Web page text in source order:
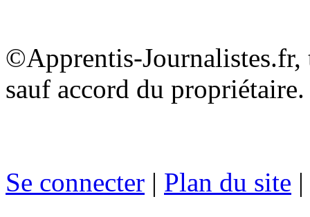
©Apprentis-
sauf accord du propriétaire.
Se connecter | Plan du site |